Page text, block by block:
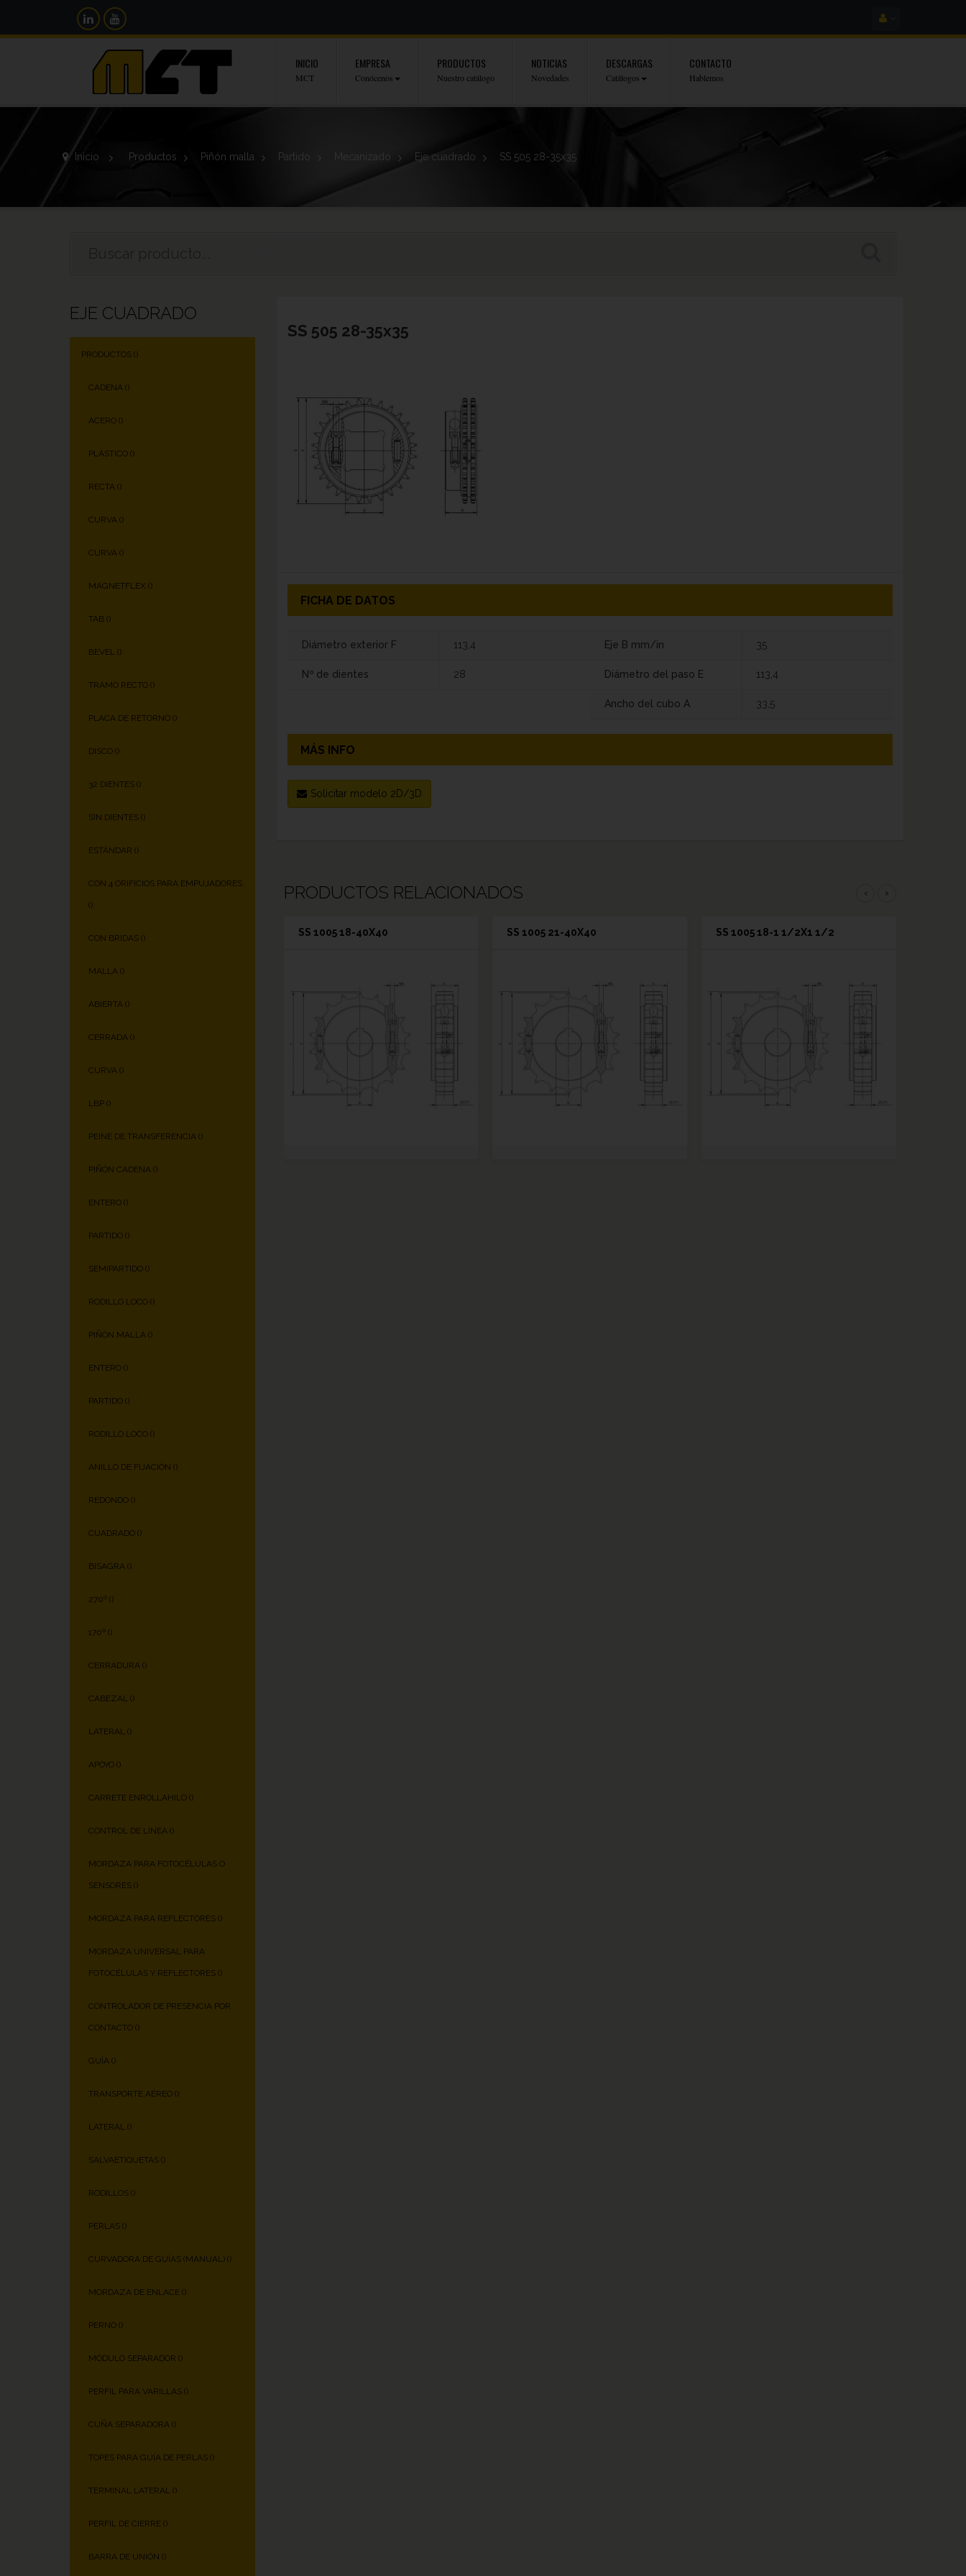
INICIO
MCT
EMPRESA
Conócenos
PRODUCTOS
Nuestro catálogo
NOTICIAS
Novedades
DESCARGAS
Catálogos
CONTACTO
Hablemos
Inicio > Productos > Piñón malla > Partido > Mecanizado > Eje cuadrado > SS 505 28-35x35
EJE CUADRADO
PRODUCTOS ()
CADENA ()
ACERO ()
PLÁSTICO ()
RECTA ()
CURVA ()
CURVA ()
MAGNETFLEX ()
TAB ()
BEVEL ()
TRAMO RECTO ()
PLACA DE RETORNO ()
DISCO ()
32 DIENTES ()
SIN DIENTES ()
ESTÁNDAR ()
CON 4 ORIFICIOS PARA EMPUJADORES
()
CON BRIDAS ()
MALLA ()
ABIERTA ()
CERRADA ()
CURVA ()
LBP ()
PEINE DE TRANSFERENCIA ()
PIÑÓN CADENA ()
ENTERO ()
PARTIDO ()
SEMIPARTIDO ()
RODILLO LOCO ()
PIÑÓN MALLA ()
ENTERO ()
PARTIDO ()
RODILLO LOCO ()
ANILLO DE FIJACIÓN ()
REDONDO ()
CUADRADO ()
BISAGRA ()
270º ()
170º ()
CERRADURA ()
CABEZAL ()
LATERAL ()
APOYO ()
CARRETE ENROLLAHILO ()
CONTROL DE LÍNEA ()
MORDAZA PARA FOTOCÉLULAS O
SENSORES ()
MORDAZA PARA REFLECTORES ()
MORDAZA UNIVERSAL PARA
FOTOCÉLULAS Y REFLECTORES ()
CONTROLADOR DE PRESENCIA POR
CONTACTO ()
GUÍA ()
TRANSPORTE AÉREO ()
LATERAL ()
SALVAETIQUETAS ()
RODILLOS ()
PERLAS ()
CURVADORA DE GUÍAS (MANUAL) ()
MORDAZA DE ENLACE ()
PERNO ()
MÓDULO SEPARADOR ()
PERFIL PARA VARILLAS ()
CUÑA SEPARADORA ()
TOPES PARA GUÍA DE PERLAS ()
TERMINAL LATERAL ()
PERFIL DE CIERRE ()
BARRA DE UNIÓN ()
SS 505 28-35x35
FICHA DE DATOS
Diámetro exterior F 113,4
Nº de dientes 28
Eje B mm/in 35
Diámetro del paso E 113,4
Ancho del cubo A 33,5
MÁS INFO
Solicitar modelo 2D/3D
PRODUCTOS RELACIONADOS ‹ ›
SS 1005 18-40X40 SS 1005 21-40X40 SS 1005 18-1 1/2X1 1/2